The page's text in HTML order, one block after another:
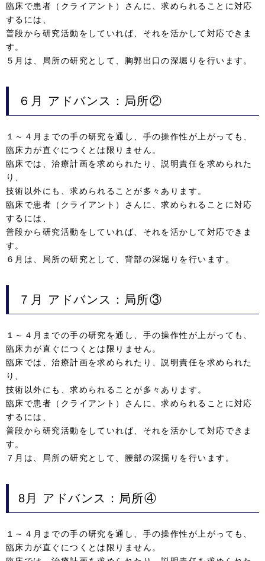
臨床で患者（クライアント）さんに、求められることに対応
するには、
普段から研究活動をしていれば、それを活かして対応できま
す。
５月は、局所の研究として、胸郭出口の深堀りを行います。
６月 アドバンス：局所②
１～４月までの手の研究を通し、手の操作性が上がっても、
臨床力が直ぐにつくとは限りません。
臨床では、治療計画を求められたり、説明責任を求められた
り、
技術以外にも、求められることが多々あります。
臨床で患者（クライアント）さんに、求められることに対応
するには、
普段から研究活動をしていれば、それを活かして対応できま
す。
６月は、局所の研究として、背部の深堀りを行います。
７月 アドバンス：局所③
１～４月までの手の研究を通し、手の操作性が上がっても、
臨床力が直ぐにつくとは限りません。
臨床では、治療計画を求められたり、説明責任を求められた
り、
技術以外にも、求められることが多々あります。
臨床で患者（クライアント）さんに、求められることに対応
するには、
普段から研究活動をしていれば、それを活かして対応できま
す。
７月は、局所の研究として、腰部の深掘りを行います。
8月 アドバンス：局所④
１～４月までの手の研究を通し、手の操作性が上がっても、
臨床力が直ぐにつくとは限りません。